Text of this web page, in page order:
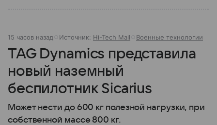
15 часов назад Источник: Hi-Tech Mail Военные технологии
TAG Dynamics представила
новый наземный
беспилотник Sicarius
Может нести до 600 кг полезной нагрузки, при
собственной массе 800 кг.